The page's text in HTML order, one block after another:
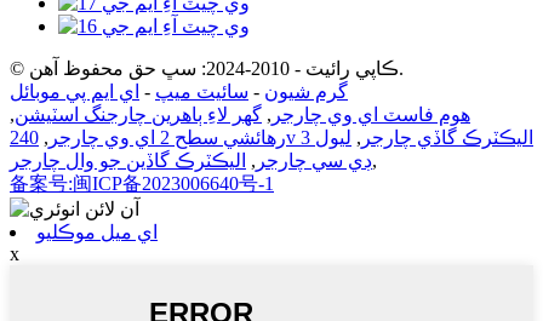
© ڪاپي رائيٽ - 2010-2024: سڀ حق محفوظ آهن.
گرم شيون - سائيٽ ميپ - اي ايم پي موبائل
هوم فاسٽ اي وي چارجر , گهر لاءِ ٻاهرين چارجنگ اسٽيشن,
رهائشي سطح 2 اي وي چارجر
, 240v اليڪٽرڪ گاڏي چارجر ,
ليول 3
ڊي سي چارجر , اليڪٽرڪ گاڏين جو وال چارجر
,
备案号:闽ICP备2023006640号-1
اي ميل موڪليو
x